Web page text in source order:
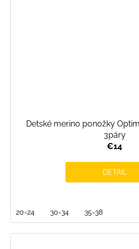
Detské merino ponožky
3páry
€14
DETAIL
20-24 30-34 35-38